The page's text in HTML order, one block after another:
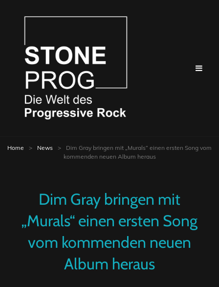
Home > News >
Dim Gray bringen mit „Murals“ einen ersten Song vom
kommenden neuen Album heraus
Dim Gray bringen mit
„Murals“ einen ersten Song
vom kommenden neuen
Album heraus